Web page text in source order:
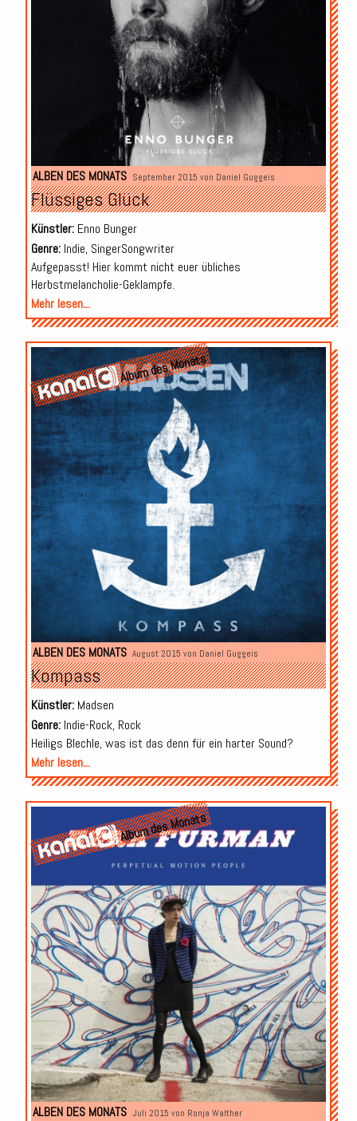
ALBEN DES MONATS September 2015 von Daniel Guggeis
Flüssiges Glück
Künstler:Enno Bunger
Genre:Indie, SingerSongwriter
Aufgepasst! Hier kommt nicht euer übliches
Herbstmelancholie-Geklampfe.
Mehr lesen...
Album des Monats
ALBEN DES MONATS August 2015 von Daniel Guggeis
Kompass
Künstler:Madsen
Genre:Indie-Rock, Rock
Heiligs Blechle, was ist das denn für ein harter Sound?
Mehr lesen...
Album des Monats
ALBEN DES MONATS Juli 2015 von Ronja Walther